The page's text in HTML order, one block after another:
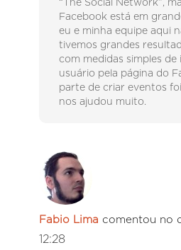
“The Social Network”,
Facebook está em
eu e minha equipe aqui
tivemos grandes
com medidas simples
usuário pela página do
parte de criar eventos
nos ajudou muito.
Fabio Lima comentou no
12:28